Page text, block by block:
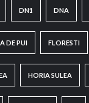
DN1 DNA
DE PUI FLORESTI
HORIA SULEA